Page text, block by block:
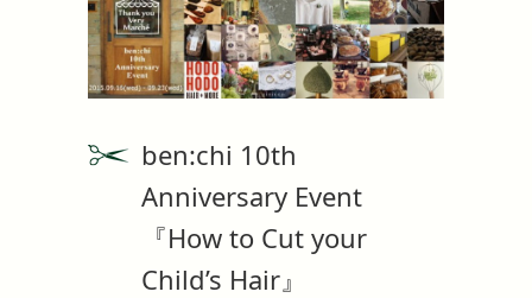
ben:chi 10th
Anniversary Event
『How to Cut your
Child’s Hair』